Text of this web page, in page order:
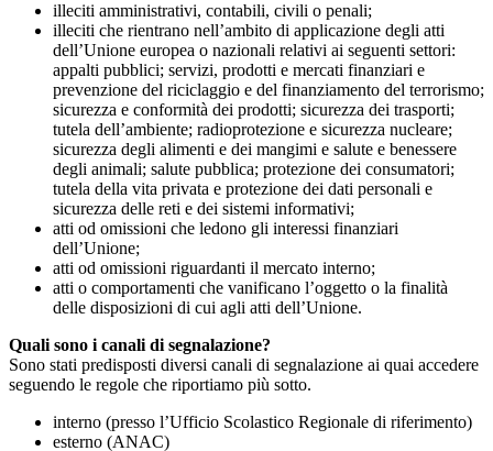
illeciti amministrativi, contabili, civili o penali;
illeciti che rientrano nell’ambito di applicazione degli atti
dell’Unione europea o nazionali relativi ai seguenti settori:
appalti pubblici; servizi, prodotti e mercati finanziari e
prevenzione del riciclaggio e del finanziamento del terrorismo;
sicurezza e conformità dei prodotti; sicurezza dei trasporti;
tutela dell’ambiente; radioprotezione e sicurezza nucleare;
sicurezza degli alimenti e dei mangimi e salute e benessere
degli animali; salute pubblica; protezione dei consumatori;
tutela della vita privata e protezione dei dati personali e
sicurezza delle reti e dei sistemi informativi;
atti od omissioni che ledono gli interessi finanziari
dell’Unione;
atti od omissioni riguardanti il mercato interno;
atti o comportamenti che vanificano l’oggetto o la finalità
delle disposizioni di cui agli atti dell’Unione.
Quali sono i canali di segnalazione?
Sono stati predisposti diversi canali di segnalazione ai quai accedere
seguendo le regole che riportiamo più sotto.
interno (presso l’Ufficio Scolastico Regionale di riferimento)
esterno (ANAC)